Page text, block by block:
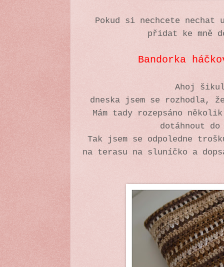
Pokud si nechcete
přidat ke mně
Bandorka
Ahoj
dneska jsem se rozhodla,
Mám tady rozepsáno
dotáhnout
Tak jsem se odpoledne
na terasu na sluníčko a